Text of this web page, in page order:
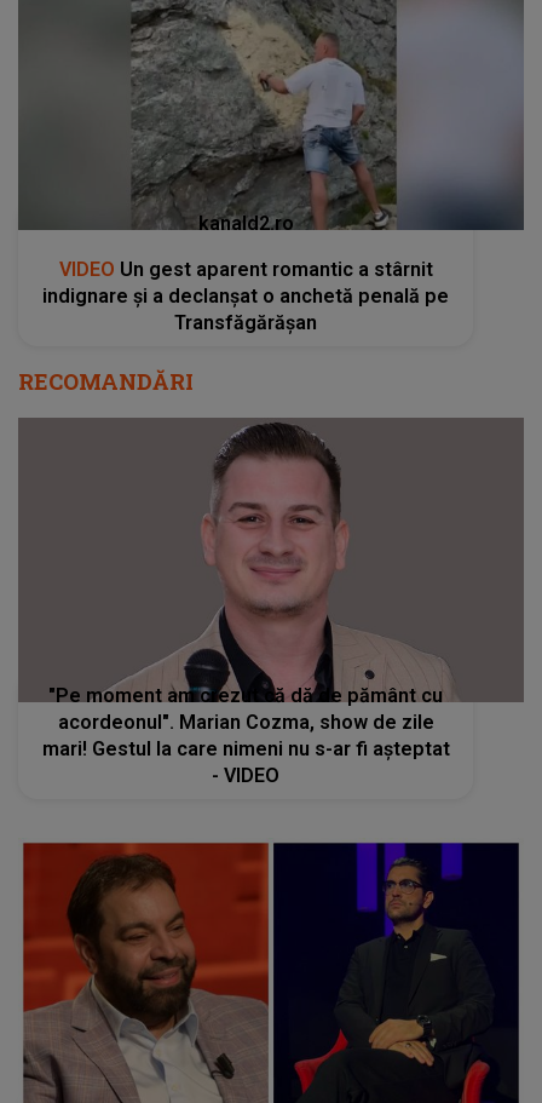
kanald2.ro
VIDEO Un gest aparent romantic a stârnit
indignare și a declanșat o anchetă penală pe
Transfăgărășan
RECOMANDĂRI
"Pe moment am crezut că dă de pământ cu
acordeonul". Marian Cozma, show de zile
mari! Gestul la care nimeni nu s-ar fi așteptat
- VIDEO